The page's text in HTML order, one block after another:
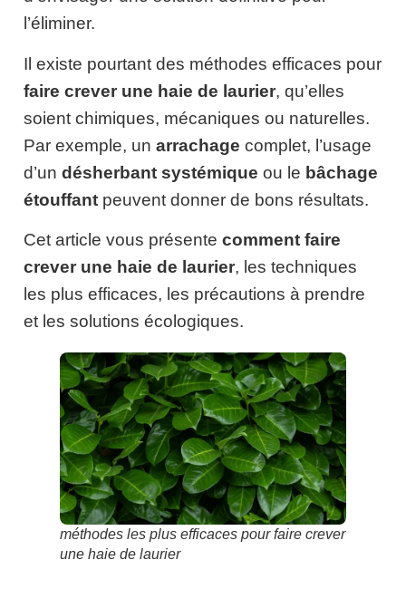
l’éliminer.
Il existe pourtant des méthodes efficaces pour
faire crever une haie de laurier, qu’elles
soient chimiques, mécaniques ou naturelles.
Par exemple, un arrachage complet, l’usage
d’un désherbant systémique ou le bâchage
étouffant peuvent donner de bons résultats.
Cet article vous présente comment faire
crever une haie de laurier, les techniques
les plus efficaces, les précautions à prendre
et les solutions écologiques.
méthodes les plus efficaces pour faire crever
une haie de laurier